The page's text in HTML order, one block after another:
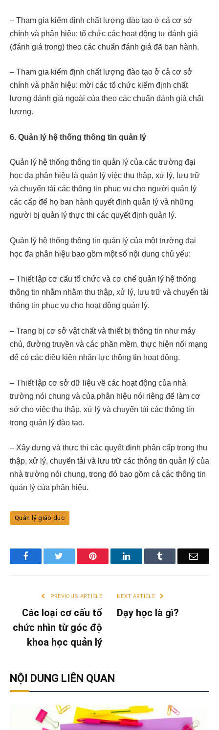
– Tham gia kiểm định chất lượng đào tạo ở cả cơ sở
chính và phân hiệu: tổ chức các hoạt động tự đánh giá
(đánh giá trong) theo các chuẩn đánh giá đã ban hành.
– Tham gia kiểm định chất lượng đào tạo ở cả cơ sở
chính và phân hiệu: mời các tổ chức kiểm định chất
lượng đánh giá ngoài của theo các chuẩn đánh giá chất
lượng.
6. Quản lý hệ thống thông tin quản lý
Quản lý hệ thống thông tin quản lý của các trường đại
học đa phân hiệu là quản lý việc thu thập, xử lý, lưu trữ
và chuyển tải các thông tin phục vụ cho người quản lý
các cấp để họ ban hành quyết định quản lý và những
người bị quản lý thực thi các quyết định quản lý.
Quản lý hệ thống thông tin quản lý của một trường đại
học đa phân hiệu bao gồm một số nội dung chủ yếu:
– Thiết lập cơ cấu tổ chức và cơ chế quản lý hệ thống
thông tin nhằm nhằm thu thập, xử lý, lưu trữ và chuyển tải
thông tin phục vụ cho hoạt động quản lý.
– Trang bị cơ sở vật chất và thiết bị thông tin như máy
chủ, đường truyền và các phần mềm, thực hiện nối mạng
để có các điều kiện nhân lực thông tin hoạt động.
– Thiết lập cơ sở dữ liệu về các hoạt động của nhà
trường nói chung và của phân hiệu nói riêng để làm cơ
sở cho việc thu thập, xử lý và chuyển tải các thông tin
trong quản lý đào tạo.
– Xây dựng và thực thi các quyết định phân cấp trong thu
thập, xử lý, chuyển tải và lưu trữ các thông tin quản lý của
nhà trường nói chung, trong đó bao gồm cả các thông tin
quản lý của phân hiệu.
Quản lý giáo dục
Facebook Pinterest LinkedIn Email
PREVIOUS ARTICLE
Các loại cơ cấu tổ
chức nhìn từ góc độ
khoa học quản lý
NEXT ARTICLE
Dạy học là gì?
NỘI DUNG LIÊN QUAN